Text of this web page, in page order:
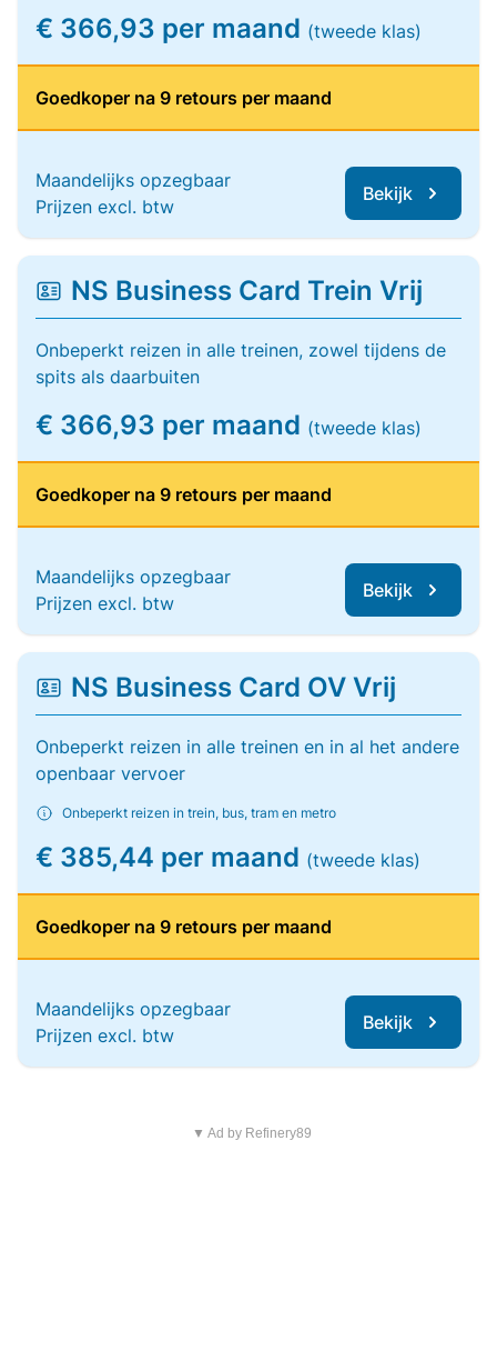
€ 366,93 per maand (tweede klas)
Goedkoper na 9 retours per maand
Maandelijks opzegbaar
Prijzen excl. btw
Bekijk
NS Business Card Trein Vrij
Onbeperkt reizen in alle treinen, zowel tijdens de
spits als daarbuiten
€ 366,93 per maand (tweede klas)
Goedkoper na 9 retours per maand
Maandelijks opzegbaar
Prijzen excl. btw
Bekijk
NS Business Card OV Vrij
Onbeperkt reizen in alle treinen en in al het andere
openbaar vervoer
Onbeperkt reizen in trein, bus, tram en metro
€ 385,44 per maand (tweede klas)
Goedkoper na 9 retours per maand
Maandelijks opzegbaar
Prijzen excl. btw
Bekijk
▼ Ad by Refinery89